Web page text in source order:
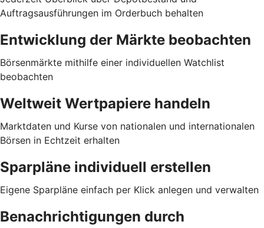
Auftragsausführungen im Orderbuch behalten
Entwicklung der Märkte beobachten
Börsenmärkte mithilfe einer individuellen Watchlist
beobachten
Weltweit Wertpapiere handeln
Marktdaten und Kurse von nationalen und internationalen
Börsen in Echtzeit erhalten
Sparpläne individuell erstellen
Eigene Sparpläne einfach per Klick anlegen und verwalten
Benachrichtigungen durch